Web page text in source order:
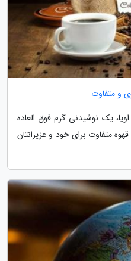
و متفاوت
یک نوشیدنی گرم فوق العاده
متفاوت برای خود و عزیزانتان